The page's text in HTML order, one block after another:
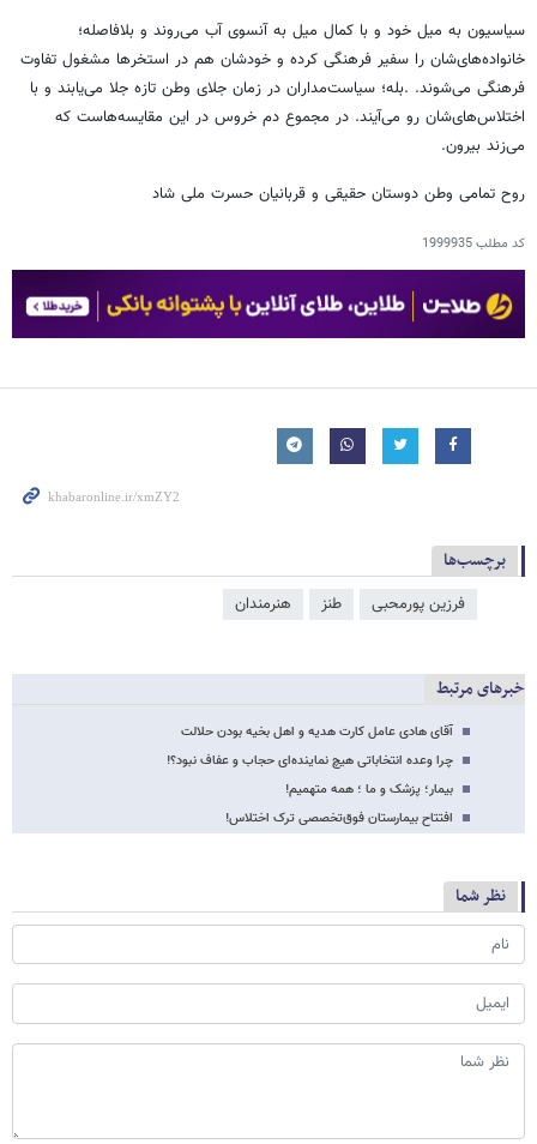
سیاسیون به میل خود و با کمال میل به آنسوی آب می‌روند و بلافاصله؛
خانواده‌های‌شان را سفیر فرهنگی کرده و خودشان هم در استخرها مشغول تفاوت
فرهنگی می‌شوند. .بله؛ سیاست‌مداران در زمان جلای وطن تازه جلا می‌یابند و با
اختلاس‌های‌شان رو می‌آیند. در مجموع دم خروس در این مقایسه‌هاست که
می‌زند بیرون.
روح تمامی وطن دوستان حقیقی و قربانیان حسرت ملی شاد
کد مطلب1999935
برچسب‌ها
فرزین پورمحبی طنز هنرمندان
خبرهای مرتبط
آقای هادی عامل کارت هدیه و اهل بخیه بودن حلالت
چرا وعده انتخاباتی هیچ نماینده‌ای حجاب و عفاف نبود؟!
بیمار؛ پزشک و ما ؛ همه متهمیم!
افتتاح بیمارستان فوق‌تخصصی ترک اختلاس!
نظر شما